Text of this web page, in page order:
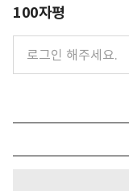
100자평